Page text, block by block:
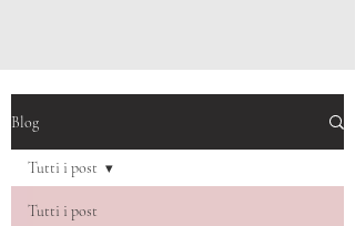
Blog
Tutti i post
Tutti i post